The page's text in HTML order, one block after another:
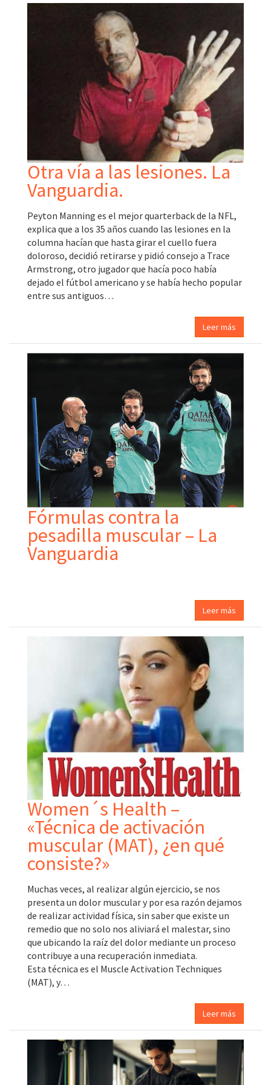
Otra vía a las lesiones. La
Vanguardia.
Peyton Manning es el mejor quarterback de la NFL,
explica que a los 35 años cuando las lesiones en la
columna hacían que hasta girar el cuello fuera
doloroso, decidió retirarse y pidió consejo a Trace
Armstrong, otro jugador que hacía poco había
dejado el fútbol americano y se había hecho popular
entre sus antiguos…
Leer más
Fórmulas contra la
pesadilla muscular – La
Vanguardia
Leer más
Women´s Health –
«Técnica de activación
muscular (MAT), ¿en qué
consiste?»
Muchas veces, al realizar algún ejercicio, se nos
presenta un dolor muscular y por esa razón dejamos
de realizar actividad física, sin saber que existe un
remedio que no solo nos aliviará el malestar, sino
que ubicando la raíz del dolor mediante un proceso
contribuye a una recuperación inmediata.
Esta técnica es el Muscle Activation Techniques
(MAT), y…
Leer más